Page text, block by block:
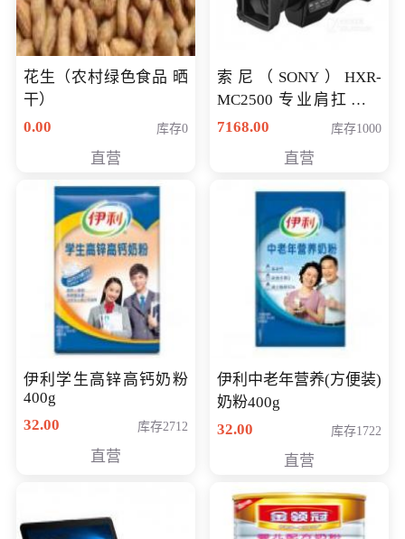
花生（农村绿色食品 晒
干）
0.00
库存0
直营
索尼（SONY）HXR-
MC2500 专业肩扛式存
储卡全高清摄录一体机
清入门级摄像机
7168.00 库存1000
直营
伊利学生高锌高钙奶粉
400g
32.00
库存2712
直营
伊利中老年营养(方便装)
奶粉400g
32.00
库存1722
直营